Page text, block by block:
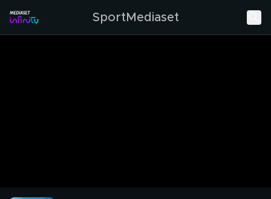
SportMediaset